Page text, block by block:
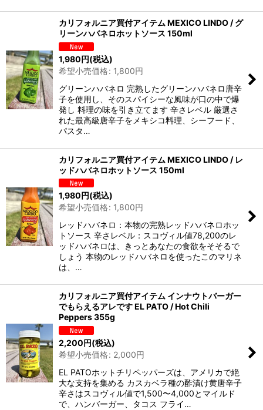
カリフォルニア買付アイテム MEXICO LINDO / グ
リーンハバネロホットソース 150ml
1,980円(税込)
希望小売価格: 1,800円
グリーンハバネロ 完熟したグリーンハバネロ唐辛
子を使用し、そのスパイシーな風味が口の中で爆
発し 料理の味を引き立てます 辛さレベル 厳選さ
れた最高級唐辛子をメキシコ料理、シーフード、
パスタ…
カリフォルニア買付アイテム MEXICO LINDO / レ
ッドハバネロホットソース 150ml
1,980円(税込)
希望小売価格: 1,800円
レッドハバネロ：本物の完熟レッドハバネロホッ
トソース 辛さレベル：スコヴィル値78,200のレ
ッドハバネロは、きっとあなたの食欲をそそるで
しょう 本物のレッドハバネロを使ったこのマリネ
は、…
カリフォルニア買付アイテム インナウトバーガー
でもらえるアレです EL PATO / Hot Chili
Peppers 355g
2,200円(税込)
希望小売価格: 2,000円
EL PATOホットチリペッパーズは、アメリカで絶
大な支持を集める カスカベラ種の酢漬け黄唐辛子
辛さはスコヴィル値で1,500〜4,000とマイルド
で、ハンバーガー、タコス フライ…